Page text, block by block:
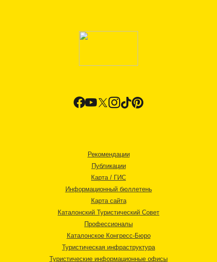
Рекомендации
Публикации
Карта / ГИС
Информационный бюллетень
Карта сайта
Каталонский Туристический Совет
Профессионалы
Каталонское Конгресс-Бюро
Туристическая инфраструктура
Туристические информационные офисы